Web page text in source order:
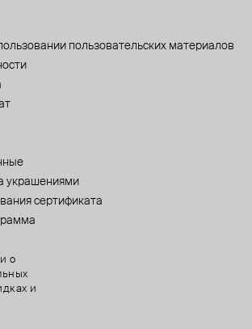
пользовательских материалов
украшениями
сертификата
о
и